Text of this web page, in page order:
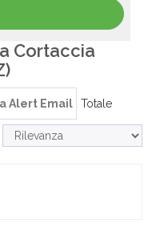
Cortaccia
Alert Email Totale